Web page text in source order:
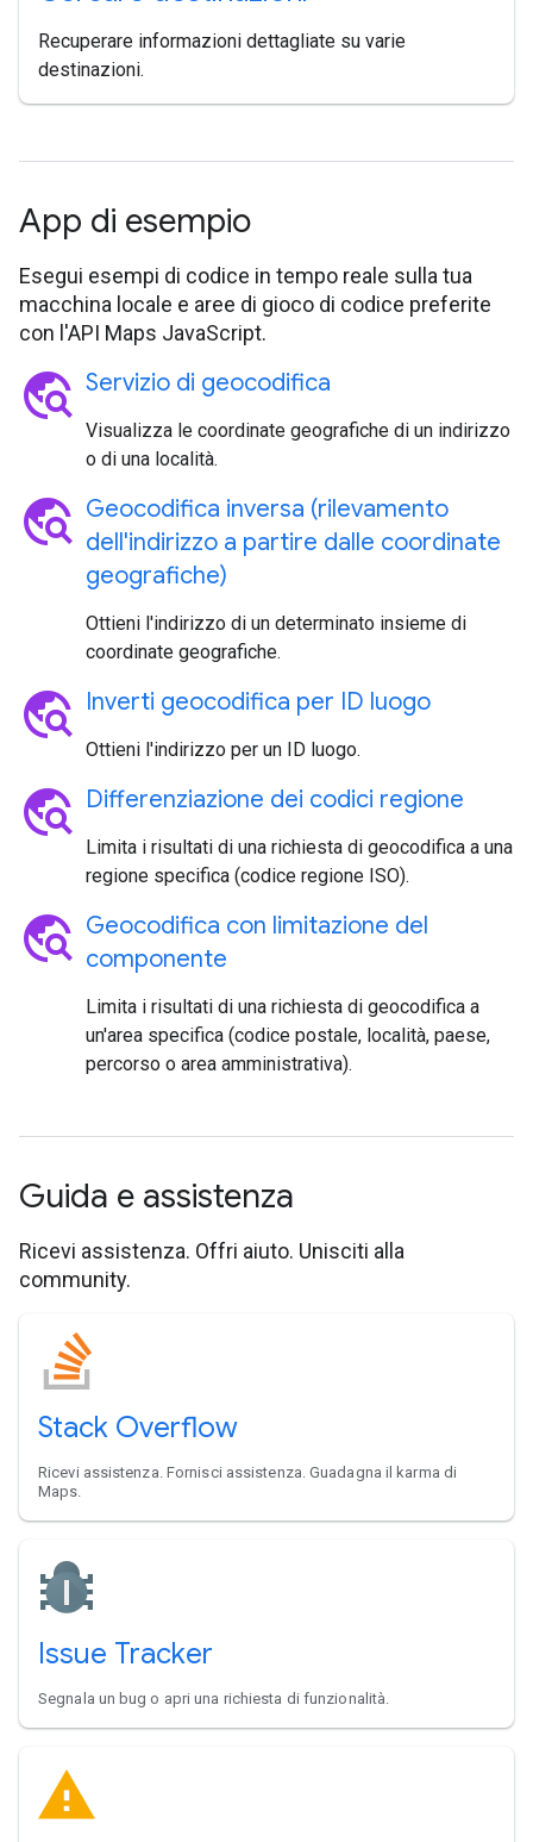
Recuperare informazioni dettagliate su varie
destinazioni.
App di esempio
Esegui esempi di codice in tempo reale sulla tua
macchina locale e aree di gioco di codice preferite
con l'API Maps JavaScript.
travel_explore Servizio di geocodifica
Visualizza le coordinate geografiche di un indirizzo
o di una località.
travel_explore Geocodifica inversa (rilevamento
dell'indirizzo a partire dalle coordinate
geografiche)
Ottieni l'indirizzo di un determinato insieme di
coordinate geografiche.
travel_explore Inverti geocodifica per ID luogo
Ottieni l'indirizzo per un ID luogo.
travel_explore Differenziazione dei codici regione
Limita i risultati di una richiesta di geocodifica a una
regione specifica (codice regione ISO).
travel_explore Geocodifica con limitazione del
componente
Limita i risultati di una richiesta di geocodifica a
un'area specifica (codice postale, località, paese,
percorso o area amministrativa).
Guida e assistenza
Ricevi assistenza. Offri aiuto. Unisciti alla
community.
Stack Overflow
Ricevi assistenza. Fornisci assistenza. Guadagna il karma di
Maps.
Issue Tracker
Segnala un bug o apri una richiesta di funzionalità.